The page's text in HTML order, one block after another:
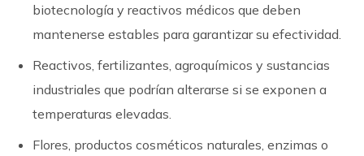
biotecnología y reactivos médicos que deben
mantenerse estables para garantizar su efectividad.
Reactivos, fertilizantes, agroquímicos y sustancias
industriales que podrían alterarse si se exponen a
temperaturas elevadas.
Flores, productos cosméticos naturales, enzimas o